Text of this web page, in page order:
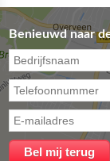
Benieuwd naar